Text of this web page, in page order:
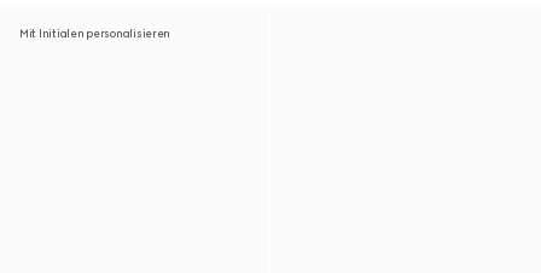
Mit Initialen personalisieren